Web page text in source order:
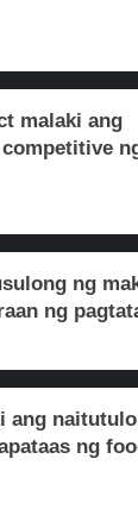
malaki ang
ng
ng
ang
ng